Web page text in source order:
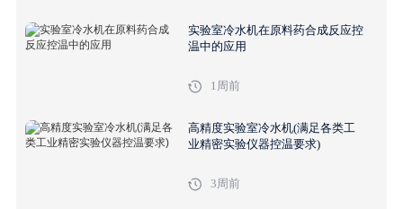
实验室冷水机在原料药合成反应控
温中的应用
1周前
高精度实验室冷水机(满足各类工
业精密实验仪器控温要求)
3周前